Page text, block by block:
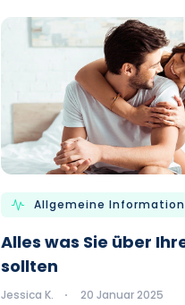
Allgemeine
Alles was Sie über
sollten
Jessica K. 20 Januar 2025